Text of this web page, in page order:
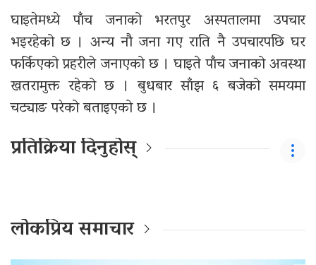
घाइतेमध्ये पाँच जनाको भरतपुर अस्पतालमा उपचार
भइरहेको छ । अन्य नौ जना गए राति नै उपचारपछि घर
फर्किएको प्रहरीले जनाएको छ । घाइते पाँच जनाको अवस्था
खतरामुक्त रहेको छ । बुधबार साँझ ६ बजेको समयमा
चट्याङ परेको बताइएको छ ।
प्रतिक्रिया दिनुहोस्
लोकप्रिय समाचार